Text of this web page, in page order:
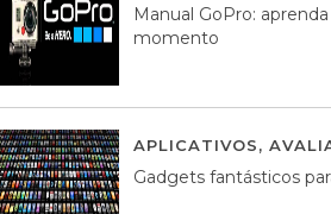
Manual GoPro:
momento
APLICATIVOS,
Gadgets fantásticos